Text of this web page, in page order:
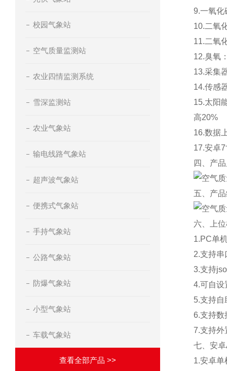
校园气象站
空气质量监测站
农业四情监测系统
雪深监测站
农业气象站
输电线路气象站
超声波气象站
便携式气象站
手持气象站
公路气象站
防爆气象站
小型气象站
车载气象站
查看全部产品 >>
9.一氧化
10.二氧
11.二氧
12.臭氧
13.采集
14.传感
15.太阳
高20%
16.数据
17.安卓7
四、产
五、产
六、上
1.PC单
2.支持串
3.支持
4.可自设
5.支持自
6.支持数
7.支持外
七、安卓
1.安卓单